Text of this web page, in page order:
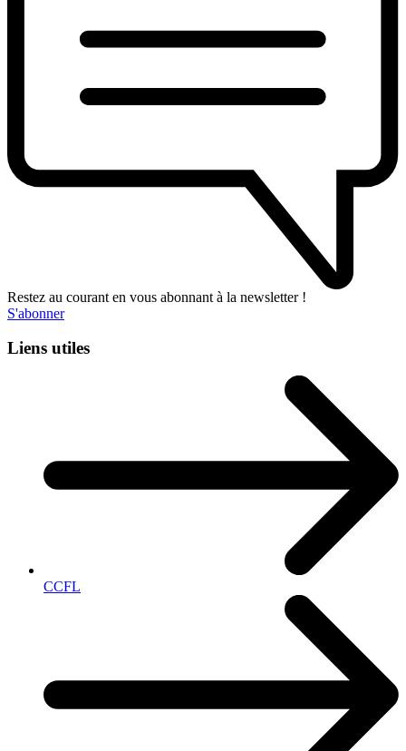
Restez au courant en vous abonnant à la newsletter !
S'abonner
Liens utiles
CCFL